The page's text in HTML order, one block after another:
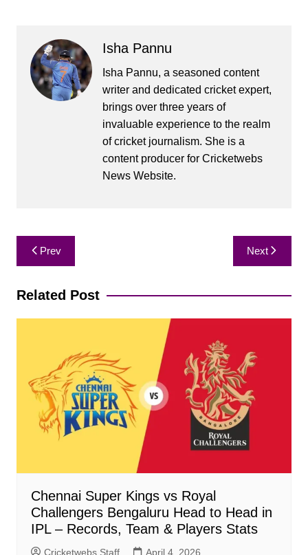
Isha Pannu
Isha Pannu, a seasoned content
writer and dedicated cricket expert,
brings over three years of
invaluable experience to the realm
of cricket journalism. She is a
content producer for Cricketwebs
News Website.
Post
navigation
Prev Next
Related Post
Chennai Super Kings vs Royal
Challengers Bengaluru Head to Head in
IPL – Records, Team & Players Stats
Cricketwebs Staff April 4, 2026